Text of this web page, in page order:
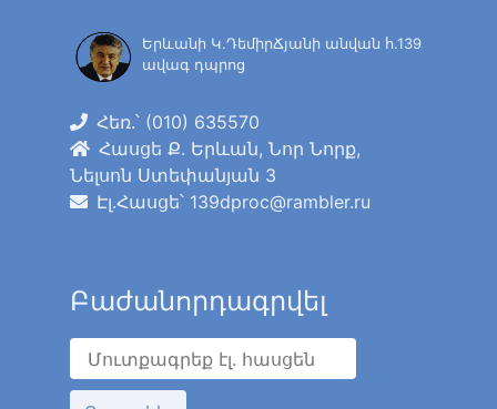
Երևանի Կ.ԴեմիրՃյանի անվան հ.139
ավագ դպրոց
Հեռ.՝ (010) 635570
Հասցե Ք. Երևան, Նոր Նորք,
Նելսոն Ստեփանյան 3
Էլ․Հասցե՝ 139dproc@rambler.ru
Բաժանորդագրվել